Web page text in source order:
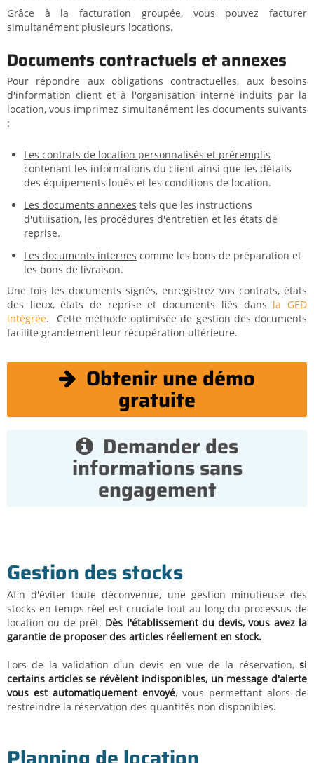
Grâce à la facturation groupée, vous pouvez facturer
simultanément plusieurs locations.
Documents contractuels et annexes
Pour répondre aux obligations contractuelles, aux besoins
d'information client et à l'organisation interne induits par la
location, vous imprimez simultanément les documents suivants
:
Les contrats de location personnalisés et préremplis
contenant les informations du client ainsi que les détails
des équipements loués et les conditions de location.
Les documents annexes tels que les instructions
d'utilisation, les procédures d'entretien et les états de
reprise.
Les documents internes comme les bons de préparation et
les bons de livraison.
Une fois les documents signés, enregistrez vos contrats, états
des lieux, états de reprise et documents liés dans la GED
intégrée. Cette méthode optimisée de gestion des documents
facilite grandement leur récupération ultérieure.
Obtenir une démo
gratuite
Demander des
informations sans
engagement
Gestion des stocks
Afin d'éviter toute déconvenue, une gestion minutieuse des
stocks en temps réel est cruciale tout au long du processus de
location ou de prêt. Dès l'établissement du devis, vous avez la
garantie de proposer des articles réellement en stock.
Lors de la validation d'un devis en vue de la réservation, si
certains articles se révèlent indisponibles, un message d'alerte
vous est automatiquement envoyé, vous permettant alors de
restreindre la réservation des quantités non disponibles.